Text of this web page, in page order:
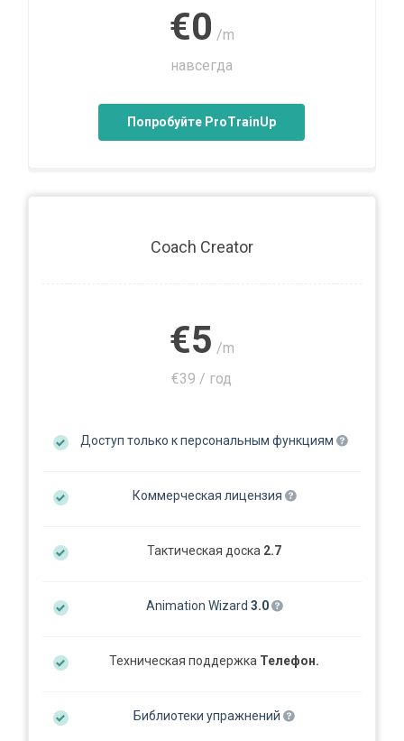
€0 /m
навсегда
Попробуйте ProTrainUp
Coach Creator
€5 /m
€39 / год
Доступ только к персональным функциям
Коммерческая лицензия
Тактическая доска 2.7
Animation Wizard 3.0
Техническая поддержка Телефон.
Библиотеки упражнений